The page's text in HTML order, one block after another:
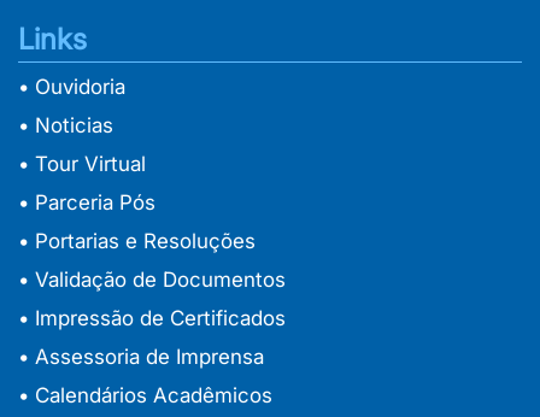
Links
• Ouvidoria
• Noticias
• Tour Virtual
• Parceria Pós
• Portarias e Resoluções
• Validação de Documentos
• Impressão de Certificados
• Assessoria de Imprensa
• Calendários Acadêmicos